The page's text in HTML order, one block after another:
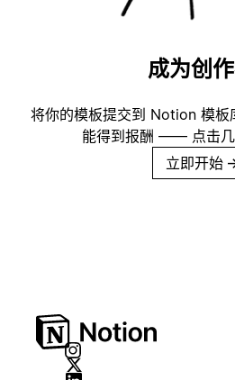
成为创
将你的模板提交到 Notion 模板
能得到报酬 —— 点击几
立即开始